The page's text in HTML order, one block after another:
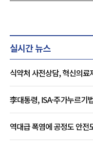
실시간 뉴스
식약처 사전상담, 혁신의
李대통령, ISA·주가누르
역대급 폭염에 공정도 안